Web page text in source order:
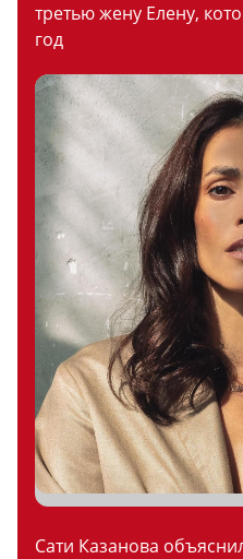
третью жену Елену,
год
Сати Казанова